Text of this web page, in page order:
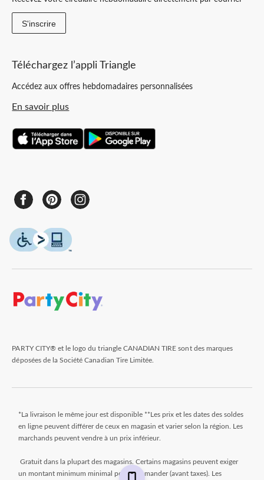
S'inscrire
Téléchargez l’appli Triangle
Accédez aux offres hebdomadaires personnalisées
En savoir plus
PARTY CITY® et le logo du triangle CANADIAN TIRE sont des marques
déposées de la Société Canadian Tire Limitée.
*La livraison le même jour est disponible **Les prix et les dates des soldes
en ligne peuvent différer de ceux en magasin et varier selon la région. Les
marchands peuvent vendre à un prix inférieur.
Gratuit dans la plupart des magasins. Certains magasins peuvent exiger
un montant minimum minimal pour commander (avant taxes). Les